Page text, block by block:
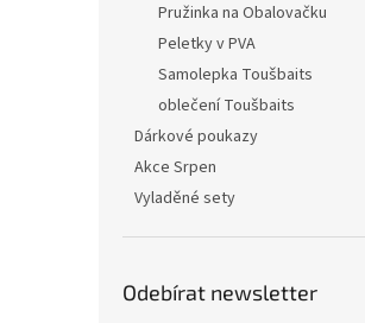
Pružinka na Obalovačku
Peletky v PVA
Samolepka Toušbaits
oblečení Toušbaits
Dárkové poukazy
Akce Srpen
Vyladěné sety
Odebírat newsletter